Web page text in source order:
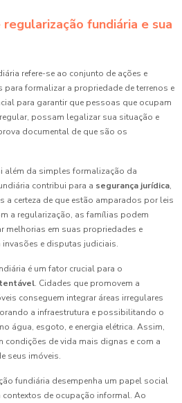
fundiária e sua
refere-se ao conjunto de ações e
formalizar a propriedade de terrenos e
para garantir que pessoas que ocupam
possam legalizar sua situação e
documental de que são os
além da simples formalização da
contribui para a segurança jurídica,
certeza de que estão amparados por leis
a regularização, as famílias podem
melhorias em suas propriedades e
e disputas judiciais.
é um fator crucial para o
. Cidades que promovem a
conseguem integrar áreas irregulares
a infraestrutura e possibilitando o
água, esgoto, e energia elétrica. Assim,
condições de vida mais dignas e com a
seus imóveis.
fundiária desempenha um papel social
de ocupação informal. Ao